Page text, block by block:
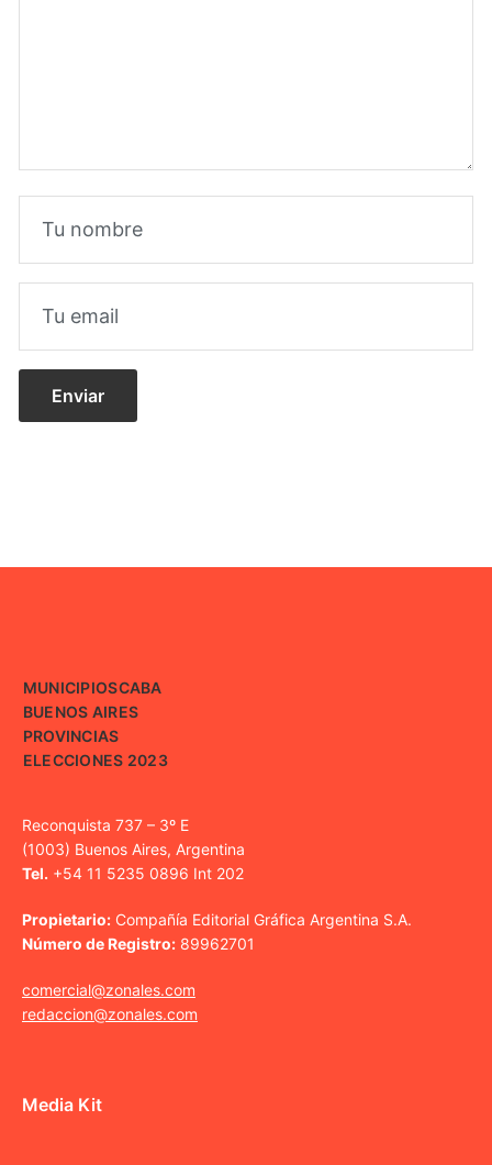
MUNICIPIOSCABA
BUENOS AIRES
PROVINCIAS
ELECCIONES 2023
Reconquista 737 – 3º E
(1003) Buenos Aires, Argentina
Tel. +54 11 5235 0896 Int 202
Propietario: Compañía Editorial Gráfica Argentina S.A.
Número de Registro: 89962701
comercial@zonales.com
redaccion@zonales.com
Media Kit